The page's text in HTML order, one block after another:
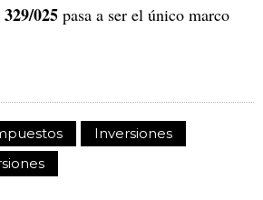
025 pasa a ser el único marco
Inversiones